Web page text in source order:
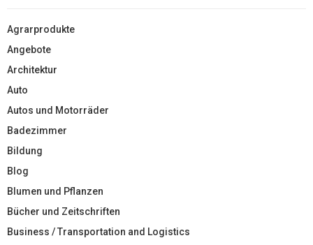
Agrarprodukte
Angebote
Architektur
Auto
Autos und Motorräder
Badezimmer
Bildung
Blog
Blumen und Pflanzen
Bücher und Zeitschriften
Business / Transportation and Logistics